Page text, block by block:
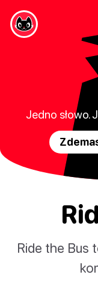
Jedno słowo.
Ride the Bus